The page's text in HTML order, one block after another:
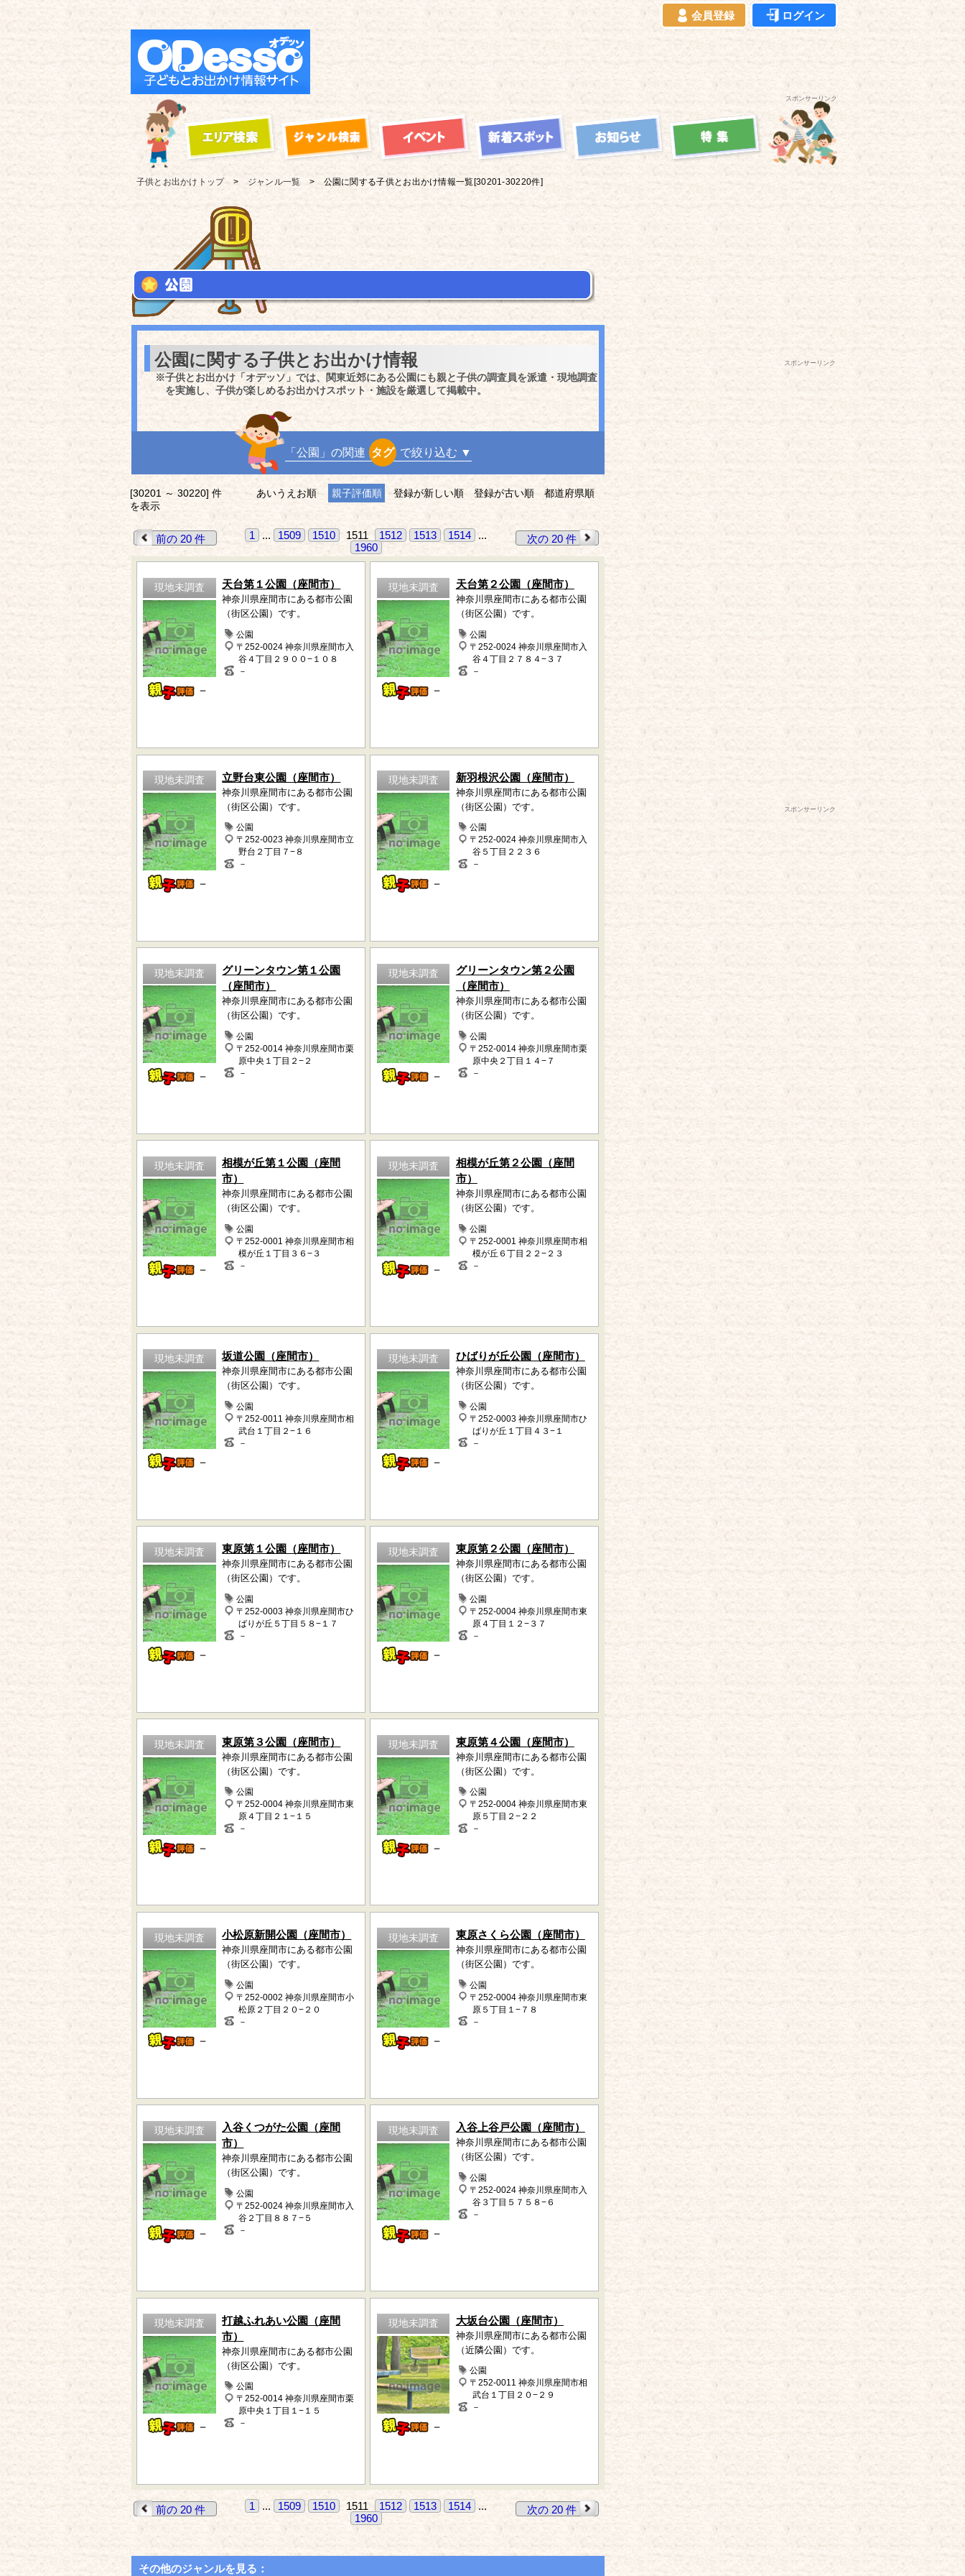
会員登録 ログイン
スポンサーリンク
子供とお出かけ トップ ジャンル一覧 公園に関する子供とお出かけ情報一覧[30201-30220件]
公園に関する子供とお出かけ情報
※子供とお出かけ「オデッソ」では、関東近郊にある公園にも親と子供の調査員を派遣・現地調査
を実施し、子供が楽しめるお出かけスポット・施設を厳選して掲載中。
「公園」の関連 タグ で絞り込む ▼
[30201 ～ 30220] 件
を表示
あいうえお順 親子評価順 登録が新しい順 登録が古い順 都道府県順
前の 20 件 1 ... 1509 1510 1511 1512 1513 1514
...
1960
次の 20 件
現地未調査
－
天台第１公園（座間市）
神奈川県座間市にある都市公園
（街区公園）です。
公園
〒252-0024 神奈川県座間市入
谷４丁目２９００−１０８
－
現地未調査
－
天台第２公園（座間市）
神奈川県座間市にある都市公園
（街区公園）です。
公園
〒252-0024 神奈川県座間市入
谷４丁目２７８４−３７
－
現地未調査
－
立野台東公園（座間市）
神奈川県座間市にある都市公園
（街区公園）です。
公園
〒252-0023 神奈川県座間市立
野台２丁目７−８
－
現地未調査
－
新羽根沢公園（座間市）
神奈川県座間市にある都市公園
（街区公園）です。
公園
〒252-0024 神奈川県座間市入
谷５丁目２２３６
－
現地未調査
－
グリーンタウン第１公園
（座間市）
神奈川県座間市にある都市公園
（街区公園）です。
公園
〒252-0014 神奈川県座間市栗
原中央１丁目２−２
－
現地未調査
－
グリーンタウン第２公園
（座間市）
神奈川県座間市にある都市公園
（街区公園）です。
公園
〒252-0014 神奈川県座間市栗
原中央２丁目１４−７
－
現地未調査
－
相模が丘第１公園（座間
市）
神奈川県座間市にある都市公園
（街区公園）です。
公園
〒252-0001 神奈川県座間市相
模が丘１丁目３６−３
－
現地未調査
－
相模が丘第２公園（座間
市）
神奈川県座間市にある都市公園
（街区公園）です。
公園
〒252-0001 神奈川県座間市相
模が丘６丁目２２−２３
－
現地未調査
－
坂道公園（座間市）
神奈川県座間市にある都市公園
（街区公園）です。
公園
〒252-0011 神奈川県座間市相
武台１丁目２−１６
－
現地未調査
－
ひばりが丘公園（座間市）
神奈川県座間市にある都市公園
（街区公園）です。
公園
〒252-0003 神奈川県座間市ひ
ばりが丘１丁目４３−１
－
現地未調査
－
東原第１公園（座間市）
神奈川県座間市にある都市公園
（街区公園）です。
公園
〒252-0003 神奈川県座間市ひ
ばりが丘５丁目５８−１７
－
現地未調査
－
東原第２公園（座間市）
神奈川県座間市にある都市公園
（街区公園）です。
公園
〒252-0004 神奈川県座間市東
原４丁目１２−３７
－
現地未調査
－
東原第３公園（座間市）
神奈川県座間市にある都市公園
（街区公園）です。
公園
〒252-0004 神奈川県座間市東
原４丁目２１−１５
－
現地未調査
－
東原第４公園（座間市）
神奈川県座間市にある都市公園
（街区公園）です。
公園
〒252-0004 神奈川県座間市東
原５丁目２−２２
－
現地未調査
－
小松原新開公園（座間市）
神奈川県座間市にある都市公園
（街区公園）です。
公園
〒252-0002 神奈川県座間市小
松原２丁目２０−２０
－
現地未調査
－
東原さくら公園（座間市）
神奈川県座間市にある都市公園
（街区公園）です。
公園
〒252-0004 神奈川県座間市東
原５丁目１−７８
－
現地未調査
－
入谷くつがた公園（座間
市）
神奈川県座間市にある都市公園
（街区公園）です。
公園
〒252-0024 神奈川県座間市入
谷２丁目８８７−５
－
現地未調査
－
入谷上谷戸公園（座間市）
神奈川県座間市にある都市公園
（街区公園）です。
公園
〒252-0024 神奈川県座間市入
谷３丁目５７５８−６
－
現地未調査
－
打越ふれあい公園（座間
市）
神奈川県座間市にある都市公園
（街区公園）です。
公園
〒252-0014 神奈川県座間市栗
原中央１丁目１−１５
－
現地未調査
－
大坂台公園（座間市）
神奈川県座間市にある都市公園
（近隣公園）です。
公園
〒252-0011 神奈川県座間市相
武台１丁目２０−２９
－
前の 20 件 1 ... 1509 1510 1511 1512 1513 1514
...
1960
次の 20 件
その他のジャンルを見る：
スポンサーリンク
スポンサーリンク